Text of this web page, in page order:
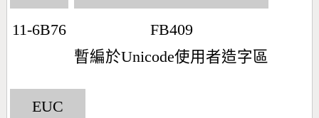
11-6B76
FB409
暫編於Unicode使用者造字區
EUC